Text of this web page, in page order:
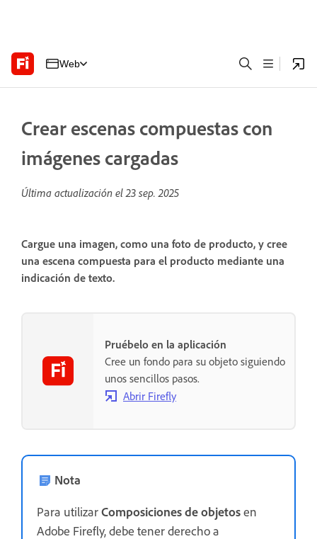
Web
Crear escenas compuestas con
imágenes cargadas
Última actualización el23 sep. 2025
Cargue una imagen, como una foto de producto, y cree
una escena compuesta para el producto mediante una
indicación de texto.
Pruébelo en la aplicación
Cree un fondo para su objeto siguiendo
unos sencillos pasos.
Abrir Firefly
Nota
Para utilizarComposiciones de objetosen
Adobe Firefly, debe tener derecho a